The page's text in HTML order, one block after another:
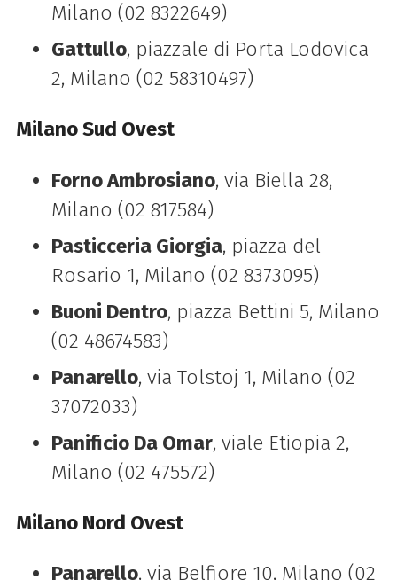
Milano (02 8322649)
Gattullo, piazzale di Porta Lodovica
2, Milano (02 58310497)
Milano Sud Ovest
Forno Ambrosiano, via Biella 28,
Milano (02 817584)
Pasticceria Giorgia, piazza del
Rosario 1, Milano (02 8373095)
Buoni Dentro, piazza Bettini 5, Milano
(02 48674583)
Panarello, via Tolstoj 1, Milano (02
37072033)
Panificio Da Omar, viale Etiopia 2,
Milano (02 475572)
Milano Nord Ovest
Panarello, via Belfiore 10, Milano (02